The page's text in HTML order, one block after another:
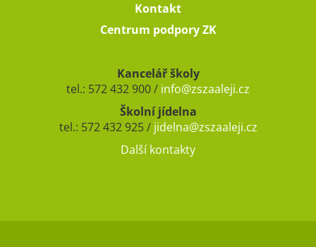
Kontakt
Centrum podpory ZK
Kancelář školy
tel.: 572 432 900 / info@zszaaleji.cz
Školní jídelna
tel.: 572 432 925 / jidelna@zszaaleji.cz
Další kontakty